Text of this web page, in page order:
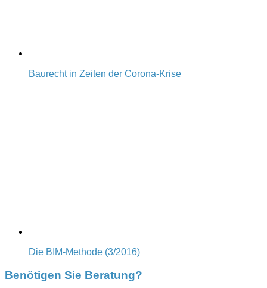
Baurecht in Zeiten der Corona-Krise
Die BIM-Methode (3/2016)
Benötigen Sie Beratung?